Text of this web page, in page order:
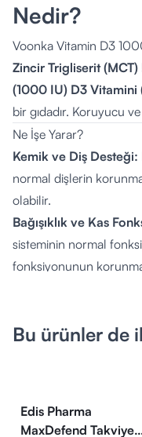
Nedir?
Voonka Vitamin D3
Zincir Trigliserit (MCT)
(1000 IU) D3 Vitamini
bir gıdadır. Koruyucu
Ne İşe Yarar?
Kemik ve Diş Desteği:
normal dişlerin
olabilir.
Bağışıklık ve Kas
sisteminin normal
fonksiyonunun
kalsiyum düzeyine
Referans Değerinin
Bu ürünler de
Edis Pharma
MaxDefend Takviye